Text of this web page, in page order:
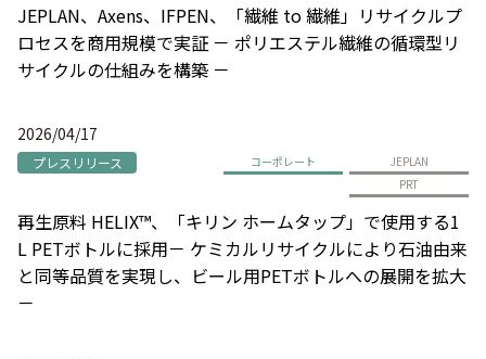
JEPLAN、Axens、IFPEN、「繊維 to 繊維」リサイクルプ
ロセスを商用規模で実証 － ポリエステル繊維の循環型リ
サイクルの仕組みを構築 －
2026/04/17
プレスリリース コーポレート
JEPLAN
PRT
再生原料 HELIX™、「キリン ホームタップ」で使用する1
L PETボトルに採用－ ケミカルリサイクルにより石油由来
と同等品質を実現し、ビール用PETボトルへの展開を拡大
－